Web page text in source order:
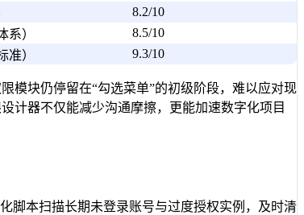
8.2/10
系）
8.5/10
准） 9.3/10
模块仍停留在“勾选菜单”的初级阶段，难以应对现
计器不仅能减少沟通摩擦，更能加速数字化项目
脚本扫描长期未登录账号与过度授权实例，及时清